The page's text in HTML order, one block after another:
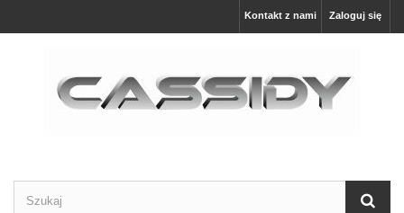
Zaloguj się
Kontakt z nami